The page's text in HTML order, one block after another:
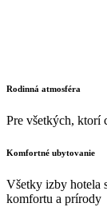
Rodinná atmosféra
Pre všetkých, ktorí
Komfortné ubytovanie
Všetky izby hotela
komfortu a prírody